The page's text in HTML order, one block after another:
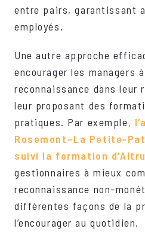
entre pairs, garantissant
employés.
Une autre approche
encourager les managers
reconnaissance dans leur
leur proposant des
pratiques. Par exemple,
Rosemont–La Petite-
suivi la formation
gestionnaires à mieux
reconnaissance non-
différentes façons de la
l’encourager au quotidien.